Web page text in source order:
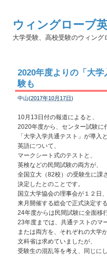
ウィングローブ
大学受験、高校受験のウィング
2020年度よりの「大
験も
中山(2017年10月17日)
10月13日付の報道によると、
2020年度から、センター試験に
「大学入学共通テスト」が導入
英語について、
マークシート式のテストと、
英検などの民間試験の両方が、
全国立大（82校）の受験生に課
決定したとのことです。
国立大学協会の理事会が１２日
来月開催する総会で正式決定す
24年度からは民間試験に全面移
23年度までは、共通テストのマ
または両方を、それぞれの大学
文科省は求めていましたが、
受験生の混乱等を考え、同じに